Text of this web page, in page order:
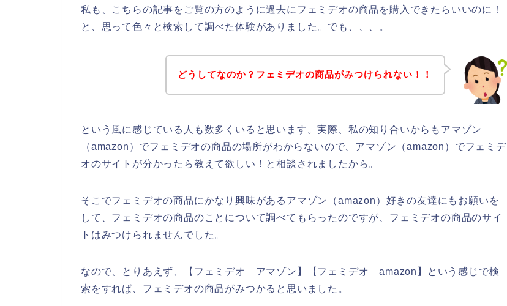
私も、こちらの記事をご覧の方のように過去にフェミデオの商品を購入できたらいいのに！
と、思って色々と検索して調べた体験がありました。でも、、、。
どうしてなのか？フェミデオの商品がみつけられない！！
という風に感じている人も数多くいると思います。実際、私の知り合いからもアマゾン
（amazon）でフェミデオの商品の場所がわからないので、アマゾン（amazon）でフェミデ
オのサイトが分かったら教えて欲しい！と相談されましたから。
そこでフェミデオの商品にかなり興味があるアマゾン（amazon）好きの友達にもお願いを
して、フェミデオの商品のことについて調べてもらったのですが、フェミデオの商品のサイ
トはみつけられませんでした。
なので、とりあえず、【フェミデオ アマゾン】【フェミデオ amazon】という感じで検
索をすれば、フェミデオの商品がみつかると思いました。